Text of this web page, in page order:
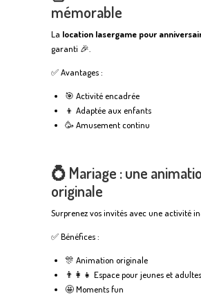
mémorable
La location lasergame pour
garanti 🎉.
✅ Avantages :
🎯 Activité encadrée
👦 Adaptée aux enfants
🥳 Amusement continu
💍 Mariage : une
originale
Surprenez vos invités avec une activité
✅ Bénéfices :
🎊 Animation originale
👨‍👩‍👧 Espace pour jeunes et adultes
🤩 Moments fun